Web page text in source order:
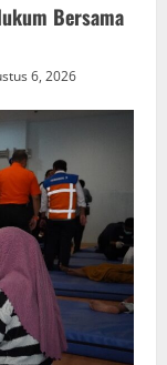
Bersama
6, 2026